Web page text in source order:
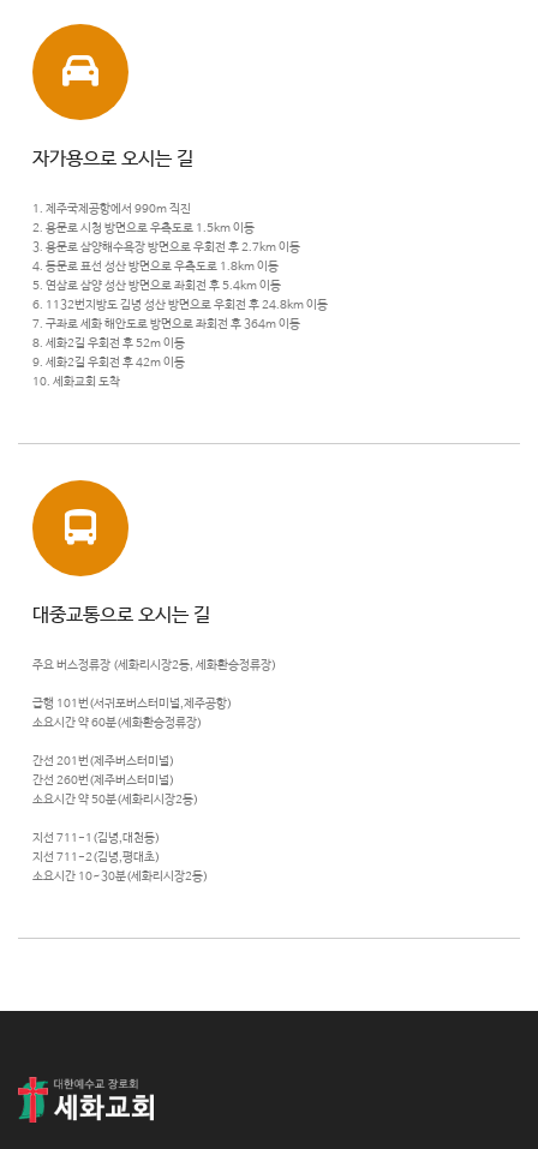
자가용으로 오시는 길
1. 제주국제공항에서 990m 직진
2. 용문로 시청 방면으로 우측도로 1.5km 이동
3. 용문로 삼양해수욕장 방면으로 우회전 후 2.7km 이동
4. 동문로 표선 성산 방면으로 우측도로 1.8km 이동
5. 연삼로 삼양 성산 방면으로 좌회전 후 5.4km 이동
6. 1132번지방도 김녕 성산 방면으로 우회전 후 24.8km 이동
7. 구좌로 세화 해안도로 방면으로 좌회전 후 364m 이동
8. 세화2길 우회전 후 52m 이동
9. 세화2길 우회전 후 42m 이동
10. 세화교회 도착
대중교통으로 오시는 길
주요 버스정류장 (세화리시장2동, 세화환승정류장)
급행 101번(서귀포버스터미널,제주공항)
소요시간 약 60분(세화환승정류장)
간선 201번(제주버스터미널)
간선 260번(제주버스터미널)
소요시간 약 50분(세화리시장2동)
지선 711-1(김녕,대천동)
지선 711-2(김녕,평대초)
소요시간 10~30분(세화리시장2동)